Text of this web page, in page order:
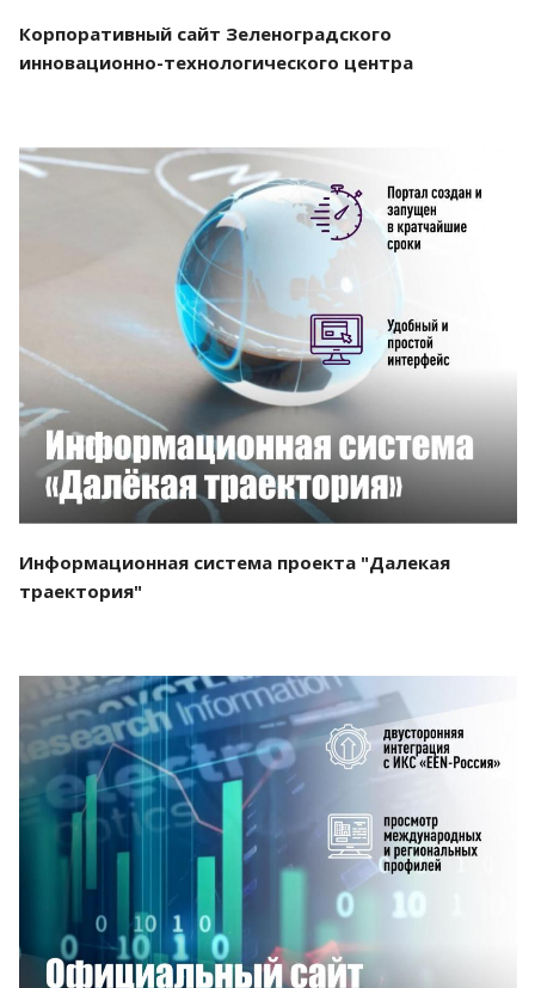
Корпоративный сайт Зеленоградского
инновационно-технологического центра
Смотреть проект
Информационная система проекта "Далекая
траектория"
Смотреть проект